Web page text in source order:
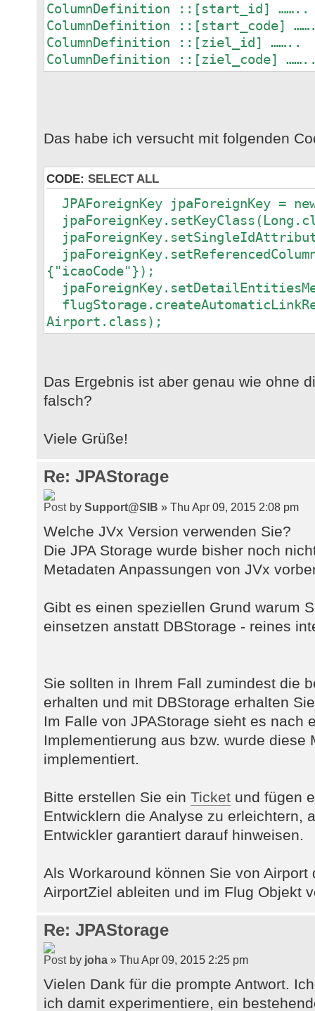
ColumnDefinition ::[start_id] ……..
ColumnDefinition ::[start_code]
ColumnDefinition ::[ziel_id] ……..
ColumnDefinition ::[ziel_code]
Das habe ich versucht mit folgenden
CODE: SELECT ALL
JPAForeignKey jpaForeignKey =
{"icaoCode"});
Airport.class);
Das Ergebnis ist aber genau wie ohne
falsch?
Viele Grüße!
Re: JPAStorage
by Support@SIB » Thu Apr 09, 2015 2:08 pm
Welche JVx Version verwenden Sie?
Die JPA Storage wurde bisher noch
Metadaten Anpassungen von JVx
Gibt es einen speziellen Grund warum
einsetzen anstatt DBStorage - reines
Sie sollten in Ihrem Fall zumindest die
erhalten und mit DBStorage erhalten
Im Falle von JPAStorage sieht es nach
Implementierung aus bzw. wurde diese
implementiert.
Bitte erstellen Sie ein Ticket und fügen
Entwicklern die Analyse zu erleichtern,
Entwickler garantiert darauf hinweisen.
Als Workaround können Sie von
AirportZiel ableiten und im Flug Objekt
Re: JPAStorage
by joha » Thu Apr 09, 2015 2:25 pm
Vielen Dank für die prompte Antwort.
ich damit experimentiere, ein